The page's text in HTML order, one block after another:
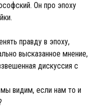
Он про эпоху
правду в эпоху,
высказанное мнение,
дискуссия с
видим, если нам то и